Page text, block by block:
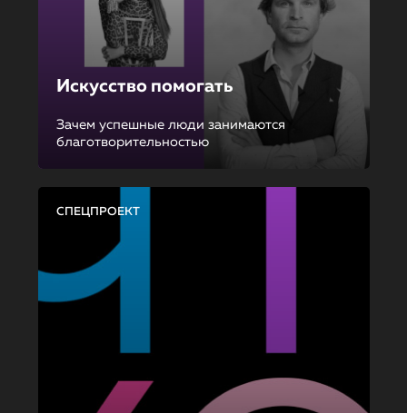
Искусство помогать
Зачем успешные люди занимаются
благотворительностью
СПЕЦПРОЕКТ